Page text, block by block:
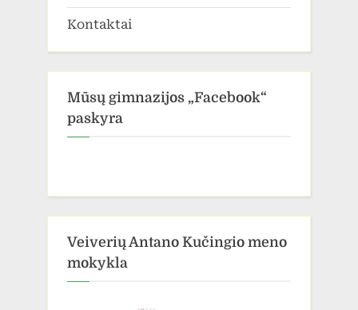
Kontaktai
Mūsų gimnazijos „Facebook“
paskyra
Veiverių Antano Kučingio meno
mokykla